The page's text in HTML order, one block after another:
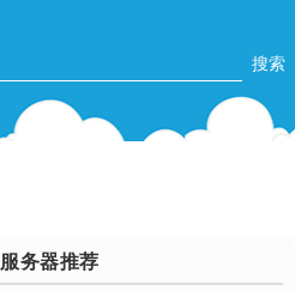
服务器推荐